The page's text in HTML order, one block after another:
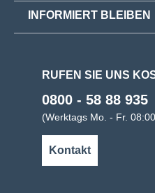
INFORMIERT BLEIBEN
RUFEN SIE UNS
0800 - 58 88 935
(Werktags Mo. - Fr.
Kontakt